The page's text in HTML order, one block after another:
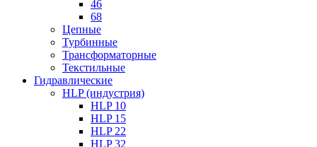
46
68
Цепные
Турбинные
Трансформаторные
Текстильные
Гидравлические
HLP (индустрия)
HLP 10
HLP 15
HLP 22
HLP 32